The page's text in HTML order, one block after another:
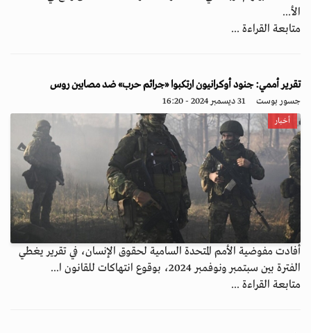
الأ...
متابعة القراءة ...
تقرير أممي: جنود أوكرانيون ارتكبوا «جرائم حرب» ضد مصابين روس
جسور بوست 31 ديسمبر 2024 - 16:20
أخبار
أفادت مفوضية الأمم المتحدة السامية لحقوق الإنسان، في تقرير يغطي
الفترة بين سبتمبر ونوفمبر 2024، بوقوع انتهاكات للقانون ا...
متابعة القراءة ...